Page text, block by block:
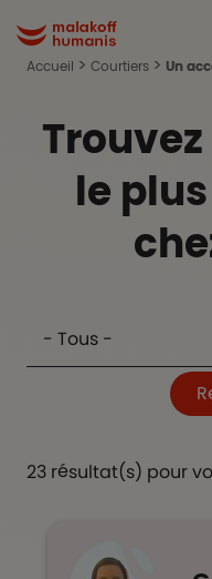
Malakoff Humanis
Accueil Courtiers Un
le
23 résultat(s) pour